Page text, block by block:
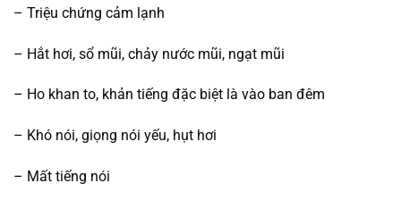
– Triệu chứng cảm lạnh
– Hắt hơi, sổ mũi, chảy nước mũi, ngạt mũi
– Ho khan to, khản tiếng đặc biệt là vào ban đêm
– Khó nói, giọng nói yếu, hụt hơi
– Mất tiếng nói